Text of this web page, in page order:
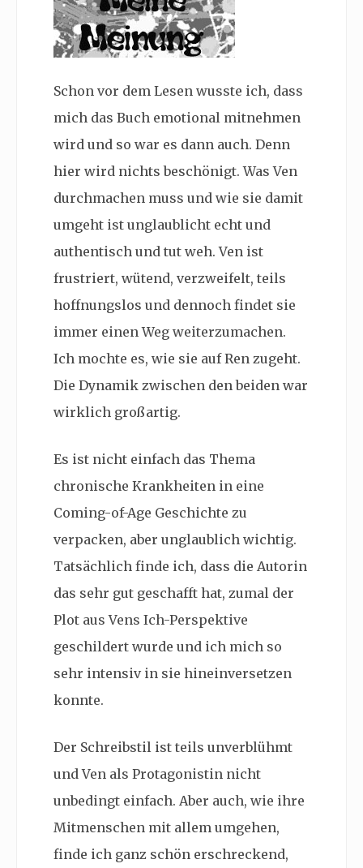
Schon vor dem Lesen wusste ich, dass
mich das Buch emotional mitnehmen
wird und so war es dann auch. Denn
hier wird nichts beschönigt. Was Ven
durchmachen muss und wie sie damit
umgeht ist unglaublicht echt und
authentisch und tut weh. Ven ist
frustriert, wütend, verzweifelt, teils
hoffnungslos und dennoch findet sie
immer einen Weg weiterzumachen.
Ich mochte es, wie sie auf Ren zugeht.
Die Dynamik zwischen den beiden war
wirklich großartig.
Es ist nicht einfach das Thema
chronische Krankheiten in eine
Coming-of-Age Geschichte zu
verpacken, aber unglaublich wichtig.
Tatsächlich finde ich, dass die Autorin
das sehr gut geschafft hat, zumal der
Plot aus Vens Ich-Perspektive
geschildert wurde und ich mich so
sehr intensiv in sie hineinversetzen
konnte.
Der Schreibstil ist teils unverblühmt
und Ven als Protagonistin nicht
unbedingt einfach. Aber auch, wie ihre
Mitmenschen mit allem umgehen,
finde ich ganz schön erschreckend,